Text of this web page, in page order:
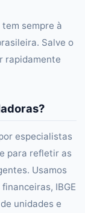
sempre à
Salve o
rapidamente
especialistas
para refletir as
Usamos
IBGE
unidades e